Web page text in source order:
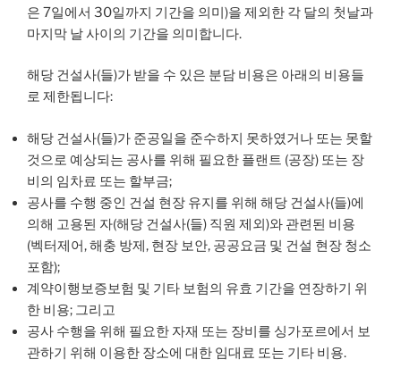
은 7일에서 30일까지 기간을 의미)을 제외한 각 달의 첫날과
마지막 날 사이의 기간을 의미합니다.
해당 건설사(들)가 받을 수 있은 분담 비용은 아래의 비용들
로 제한됩니다:
해당 건설사(들)가 준공일을 준수하지 못하였거나 또는 못할
것으로 예상되는 공사를 위해 필요한 플랜트 (공장) 또는 장
비의 임차료 또는 할부금;
공사를 수행 중인 건설 현장 유지를 위해 해당 건설사(들)에
의해 고용된 자(해당 건설사(들) 직원 제외)와 관련된 비용
(벡터제어, 해충 방제, 현장 보안, 공공요금 및 건설 현장 청소
포함);
계약이행보증보험 및 기타 보험의 유효 기간을 연장하기 위
한 비용; 그리고
공사 수행을 위해 필요한 자재 또는 장비를 싱가포르에서 보
관하기 위해 이용한 장소에 대한 임대료 또는 기타 비용.